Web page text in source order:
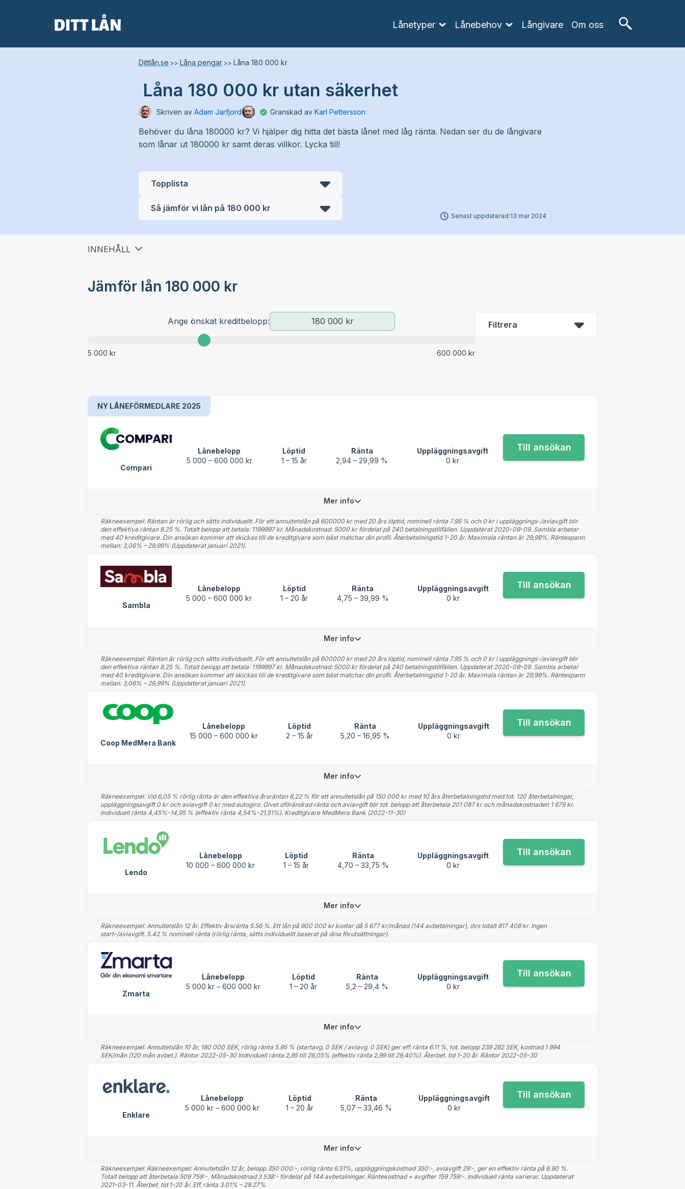
Lånetyper Lånebehov Långivare Om oss
Dittlån.se >> Låna pengar >> Låna 180 000 kr
Låna 180 000 kr utan säkerhet
Skriven av Adam Jarfjord Granskad av Karl Pettersson
Behöver du låna 180000 kr? Vi hjälper dig hitta det bästa lånet med låg ränta. Nedan ser du de långivare
som lånar ut 180000 kr samt deras villkor. Lycka till!
Topplista
Så jämför vi lån på 180 000 kr
Senast uppdaterad:13 mar 2024
INNEHÅLL
Jämför lån 180 000 kr
Ange önskat kreditbelopp:
5 000 kr 600 000 kr
Filtrera
NY LÅNEFÖRMEDLARE 2025
Compari
Lånebelopp
5 000 – 600 000 kr
Löptid
1 – 15 år
Ränta
2,94 – 29,99 %
Uppläggningsavgift
0 kr
Mer info
Räkneexempel: Räntan är rörlig och sätts individuellt. För ett annuitetslån på 600000 kr med 20 års löptid, nominell ränta 7.95 % och 0 kr i uppläggnings-/aviavgift blir
den effektiva räntan 8.25 %. Totalt belopp att betala: 1199997 kr. Månadskostnad: 5000 kr fördelat på 240 betalningstillfällen. Uppdaterat 2020-09-09. Sambla arbetar
med 40 kreditgivare. Din ansökan kommer att skickas till de kreditgivare som bäst matchar din profil. Återbetalningstid 1-20 år. Maximala räntan är 29,99%. Räntespann
mellan: 3,06% – 29,99% (Uppdaterat januari 2021).
Sambla
Lånebelopp
5 000 – 600 000 kr
Löptid
1 – 20 år
Ränta
4,75 – 39,99 %
Uppläggningsavgift
0 kr
Mer info
Räkneexempel: Räntan är rörlig och sätts individuellt. För ett annuitetslån på 600000 kr med 20 års löptid, nominell ränta 7.95 % och 0 kr i uppläggnings-/aviavgift blir
den effektiva räntan 8.25 %. Totalt belopp att betala: 1199997 kr. Månadskostnad: 5000 kr fördelat på 240 betalningstillfällen. Uppdaterat 2020-09-09. Sambla arbetar
med 40 kreditgivare. Din ansökan kommer att skickas till de kreditgivare som bäst matchar din profil. Återbetalningstid 1-20 år. Maximala räntan är 29,99%. Räntespann
mellan: 3,06% – 29,99% (Uppdaterat januari 2021).
Coop MedMera Bank
Lånebelopp
15 000 – 600 000 kr
Löptid
2 – 15 år
Ränta
5,20 – 16,95 %
Uppläggningsavgift
0 kr
Mer info
Räkneexempel: Vid 6,05 % rörlig ränta är den effektiva årsräntan 6,22 % för ett annuitetslån på 150 000 kr med 10 års återbetalningstid med tot. 120 återbetalningar,
uppläggningsavgift 0 kr och aviavgift 0 kr med autogiro. Givet oförändrad ränta och aviavgift blir tot. belopp att återbetala 201 087 kr och månadskostnaden 1 679 kr.
Individuell ränta 4,45%-14,95 % (effektiv ränta 4,54%-21,51%). Kreditgivare MedMera Bank (2022-11-30)
Lendo
Lånebelopp
10 000 – 600 000 kr
Löptid
1 – 15 år
Ränta
4,70 – 33,75 %
Uppläggningsavgift
0 kr
Mer info
Räkneexempel: Annuitetslån 12 år. Effektiv årsränta 5.56 %. Ett lån på 600 000 kr kostar då 5 677 kr/månad (144 avbetalningar), dvs totalt 817 408 kr. Ingen
start-/aviavgift. 5.42 % nominell ränta (rörlig ränta, sätts individuellt baserat på dina förutsättningar).
Zmarta
Lånebelopp
5 000 kr – 600 000 kr
Löptid
1 – 20 år
Ränta
5,2 – 29,4 %
Uppläggningsavgift
0 kr
Mer info
Räkneexempel: Annuitetslån 10 år, 180 000 SEK, rörlig ränta 5.95 % (startavg. 0 SEK / aviavg. 0 SEK) ger eff. ränta 6.11 %, tot. belopp 239 262 SEK, kostnad 1 994
SEK/mån (120 mån avbet.). Räntor 2022-05-30 Individuell ränta 2,95 till 26,05% (effektiv ränta 2,99 till 29,40%). Återbet. tid 1-20 år. Räntor 2022-05-30
Enklare
Lånebelopp
5 000 kr – 600 000 kr
Löptid
1 – 20 år
Ränta
5,07 – 33,46 %
Uppläggningsavgift
0 kr
Mer info
Räkneexempel: Räkneexempel: Annuitetslån 12 år, belopp 350 000:-, rörlig ränta 6.51%, uppläggningskostnad 350:-, aviavgift 29:-, ger en effektiv ränta på 6.90 %.
Totalt belopp att återbetala 509 759:-. Månadskostnad 3 538:- fördelat på 144 avbetalningar. Räntekostnad + avgifter 159 759:-. Individuell ränta varierar. Uppdaterat
2021-03-11. Återbet. tid 1-20 år. Eff. ränta 3.01% – 29.27%.